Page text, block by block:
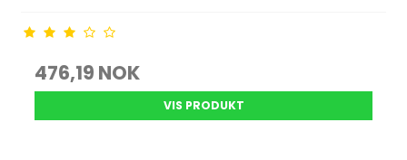
476,19 NOK
VIS PRODUKT